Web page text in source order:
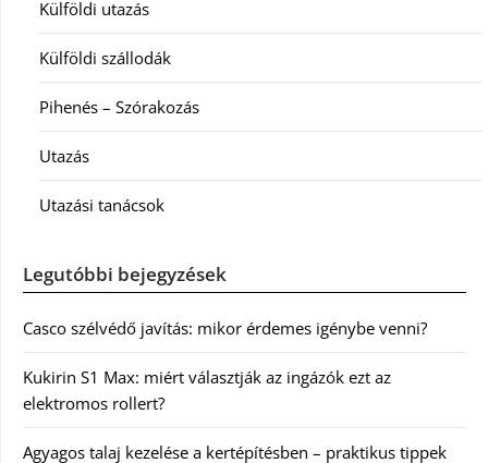
Külföldi utazás
Külföldi szállodák
Pihenés – Szórakozás
Utazás
Utazási tanácsok
Legutóbbi bejegyzések
Casco szélvédő javítás: mikor érdemes igénybe venni?
Kukirin S1 Max: miért választják az ingázók ezt az
elektromos rollert?
Agyagos talaj kezelése a kertépítésben – praktikus tippek